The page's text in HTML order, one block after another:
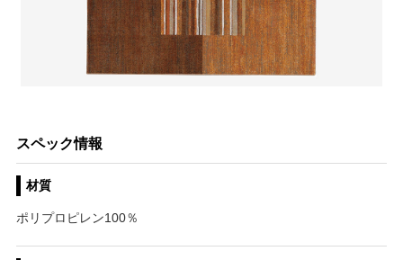
スペック情報
材質
ポリプロピレン100％